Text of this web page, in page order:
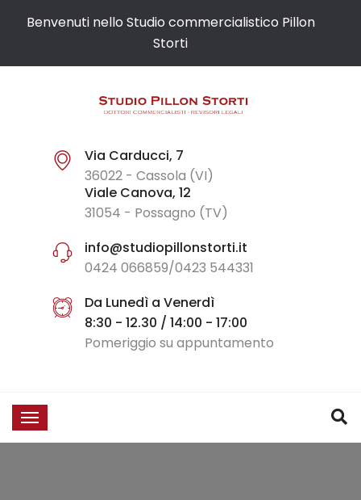
Benvenuti nello Studio commercialistico Pillon
Storti
Via Carducci, 7
36022 - Cassola (VI)
Viale Canova, 12
31054 - Possagno (TV)
info@studiopillonstorti.it
0424 066859/0423 544331
Da Lunedì a Venerdì
8:30 - 12.30 / 14:00 - 17:00
Pomeriggio su appuntamento